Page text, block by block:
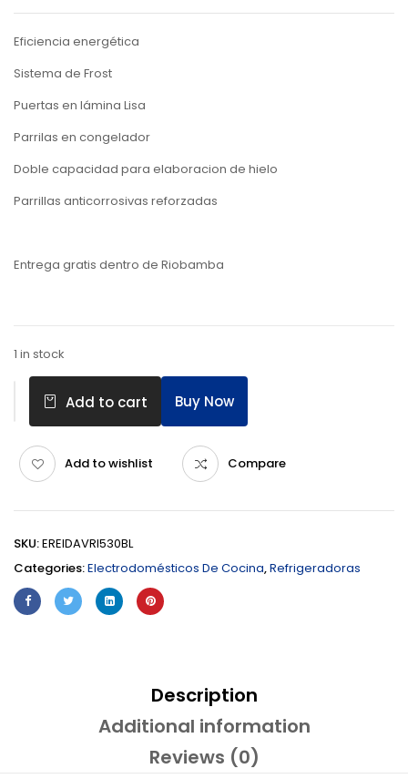
Eficiencia energética
Sistema de Frost
Puertas en lámina Lisa
Parrilas en congelador
Doble capacidad para elaboracion de hielo
Parrillas anticorrosivas reforzadas
Entrega gratis dentro de Riobamba
1 in stock
Add to cart Buy Now
Add to wishlist Compare
SKU:EREIDAVRI530BL
Categories:Electrodomésticos De Cocina,Refrigeradoras
Description
Additional information
Reviews (0)